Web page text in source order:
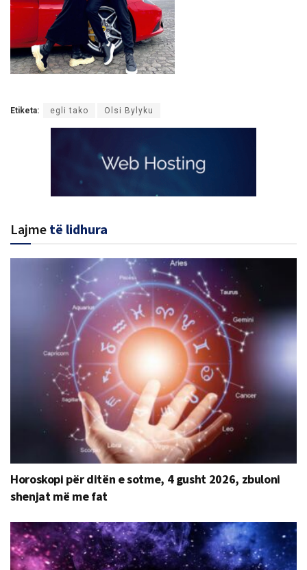
Etiketa: egli tako Olsi Bylyku
Lajme të lidhura
Horoskopi për ditën e sotme, 4 gusht 2026, zbuloni
shenjat më me fat